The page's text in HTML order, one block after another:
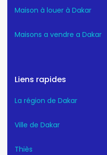
Maison à louer à Dakar
Maisons a vendre a Dakar
Liens rapides
La région de Dakar
Ville de Dakar
Thiès